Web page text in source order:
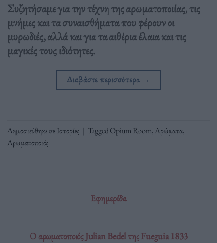
Συζητήσαμε για την τέχνη της αρωματοποιίας, τις
μνήμες και τα συναισθήματα που φέρουν οι
μυρωδιές, αλλά και για τα αιθέρια έλαια και τις
μαγικές τους ιδιότητες.
Διαβάστε περισσότερα →
Δημοσιεύθηκε σεΙστορίες | TaggedOpium Room,Αρώματα,
Αρωματοποιός
Εφημερίδα
Ο αρωματοποιός Julian Bedel της Fueguia 1833